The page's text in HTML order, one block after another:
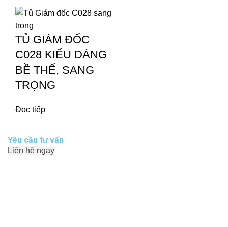
TỦ GIÁM ĐỐC
C028 KIỂU DÁNG
BỀ THẾ, SANG
TRỌNG
Đọc tiếp
Yêu cầu tư vấn
Liên hệ ngay